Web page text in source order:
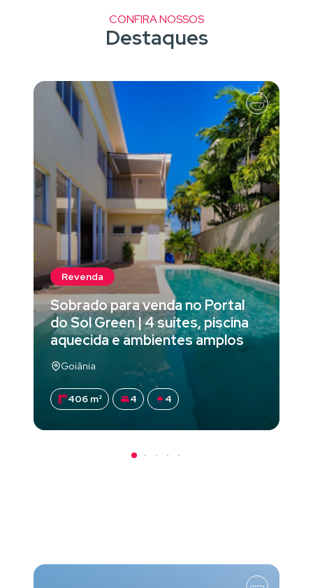
CONFIRA NOSSOS
Destaques
Revenda
Sobrado para venda no Portal
do Sol Green | 4 suítes, piscina
aquecida e ambientes amplos
Goiânia
406 m² 4 4